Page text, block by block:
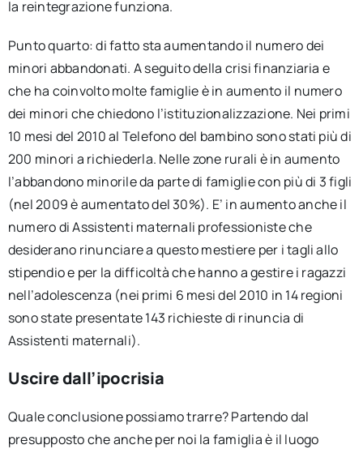
la reintegrazione funziona.
Punto quarto: di fatto sta aumentando il numero dei
minori abbandonati. A seguito della crisi finanziaria e
che ha coinvolto molte famiglie è in aumento il numero
dei minori che chiedono l’istituzionalizzazione. Nei primi
10 mesi del 2010 al Telefono del bambino sono stati più di
200 minori a richiederla. Nelle zone rurali è in aumento
l’abbandono minorile da parte di famiglie con più di 3 figli
(nel 2009 è aumentato del 30%). E’ in aumento anche il
numero di Assistenti maternali professioniste che
desiderano rinunciare a questo mestiere per i tagli allo
stipendio e per la difficoltà che hanno a gestire i ragazzi
nell’adolescenza (nei primi 6 mesi del 2010 in 14 regioni
sono state presentate 143 richieste di rinuncia di
Assistenti maternali).
Uscire dall’ipocrisia
Quale conclusione possiamo trarre? Partendo dal
presupposto che anche per noi la famiglia è il luogo